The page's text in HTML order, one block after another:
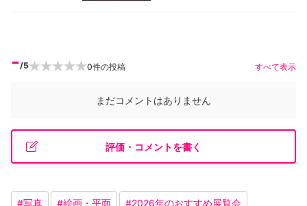
-/5 0件の投稿 すべて表示
まだコメントはありません
評価・コメントを書く
#写真 #絵画・平面 #2026年のおすすめ展覧会